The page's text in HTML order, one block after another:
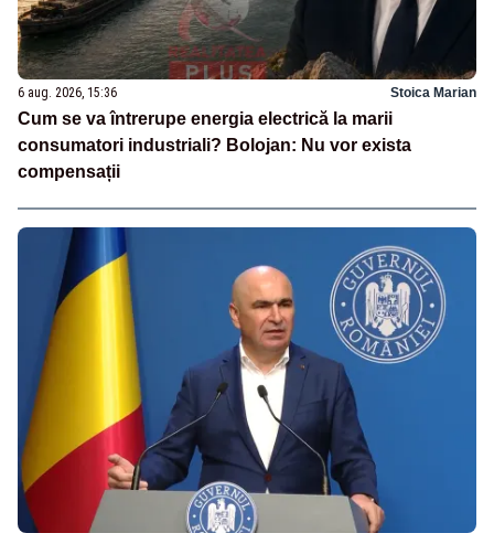
6 aug. 2026, 15:36 Stoica Marian
Cum se va întrerupe energia electrică la marii
consumatori industriali? Bolojan: Nu vor exista
compensații